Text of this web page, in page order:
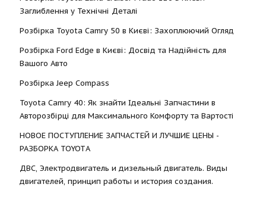
Заглиблення у Технічні Деталі
Розбірка Toyota Camry 50 в Києві: Захоплюючий Огляд
Розбірка Ford Edge в Києві: Досвід та Надійність для
Вашого Авто
Розбірка Jeep Compass
Toyota Camry 40: Як знайти Ідеальні Запчастини в
Авторозбірці для Максимального Комфорту та Вартості
НОВОЕ ПОСТУПЛЕНИЕ ЗАПЧАСТЕЙ И ЛУЧШИЕ ЦЕНЫ -
РАЗБОРКА TOYOTА
ДВС, Электродвигатель и дизельный двигатель. Виды
двигателей, принцип работы и история создания.